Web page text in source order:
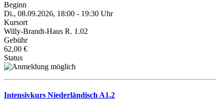
Beginn
Di., 08.09.2026, 18:00 - 19:30 Uhr
Kursort
Willy-Brandt-Haus R. 1.02
Gebühr
62,00 €
Status
Intensivkurs Niederländisch A1.2